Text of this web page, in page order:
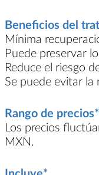
Beneficios del
Mínima
Puede preservar
Reduce el riesgo
Se puede evitar la
Rango de precios*
Los precios
MXN.